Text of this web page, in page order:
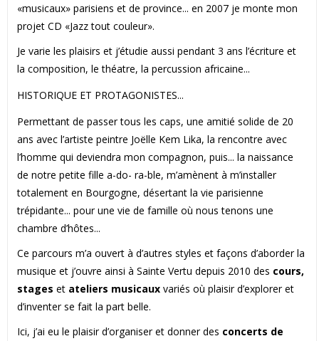
«musicaux» parisiens et de province... en 2007 je monte mon
projet CD «Jazz tout couleur».
Je varie les plaisirs et j’étudie aussi pendant 3 ans l’écriture et
la composition, le théatre, la percussion africaine...
HISTORIQUE ET PROTAGONISTES...
Permettant de passer tous les caps, une amitié solide de 20
ans avec l’artiste peintre Joëlle Kem Lika, la rencontre avec
l’homme qui deviendra mon compagnon, puis... la naissance
de notre petite fille a-do- ra-ble, m’amènent à m’installer
totalement en Bourgogne, désertant la vie parisienne
trépidante... pour une vie de famille où nous tenons une
chambre d’hôtes...
Ce parcours m’a ouvert à d’autres styles et façons d’aborder la
musique et j’ouvre ainsi à Sainte Vertu depuis 2010 des cours,
stages et ateliers musicaux variés où plaisir d’explorer et
d’inventer se fait la part belle.
Ici, j’ai eu le plaisir d’organiser et donner des concerts de